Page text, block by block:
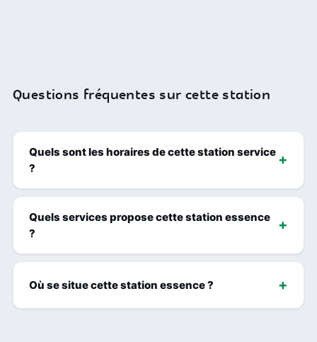
Questions fréquentes sur cette station
Quels sont les horaires de cette station service
?
Quels services propose cette station essence
?
Où se situe cette station essence ?